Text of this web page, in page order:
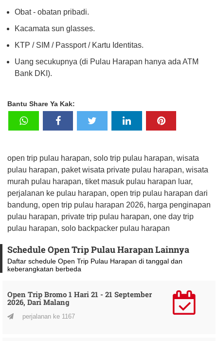
Obat - obatan pribadi.
Kacamata sun glasses.
KTP / SIM / Passport / Kartu Identitas.
Uang secukupnya (di Pulau Harapan hanya ada ATM
Bank DKI).
Bantu Share Ya Kak:
open trip pulau harapan, solo trip pulau harapan, wisata
pulau harapan, paket wisata private pulau harapan, wisata
murah pulau harapan, tiket masuk pulau harapan luar,
perjalanan ke pulau harapan, open trip pulau harapan dari
bandung, open trip pulau harapan 2026, harga penginapan
pulau harapan, private trip pulau harapan, one day trip
pulau harapan, solo backpacker pulau harapan
Schedule Open Trip Pulau Harapan Lainnya
Daftar schedule Open Trip Pulau Harapan di tanggal dan
keberangkatan berbeda
Open Trip Bromo 1 Hari 21 - 21 September
2026, Dari Malang
perjalanan ke 1167